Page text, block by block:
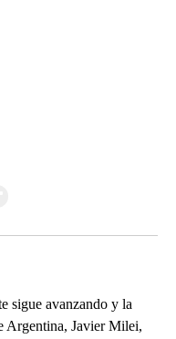
sigue avanzando y la
Argentina, Javier Milei,